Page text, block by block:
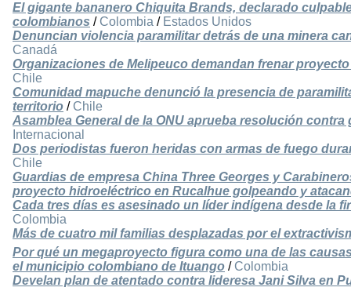
El gigante bananero Chiquita Brands, declarado
colombianos / Colombia / Estados Unidos
Denuncian violencia paramilitar detrás de una minera
Canadá
Organizaciones de Melipeuco demandan frenar
Chile
Comunidad mapuche denunció la presencia de
territorio / Chile
Asamblea General de la ONU aprueba resolución
Internacional
Dos periodistas fueron heridas con armas de fuego
Chile
Guardias de empresa China Three Georges y
proyecto hidroeléctrico en Rucalhue golpeando y
Cada tres días es asesinado un líder indígena desde la
Colombia
Más de cuatro mil familias desplazadas por el
Por qué un megaproyecto figura como una de las
el municipio colombiano de Ituango / Colombia
Develan plan de atentado contra lideresa Jani Silva en